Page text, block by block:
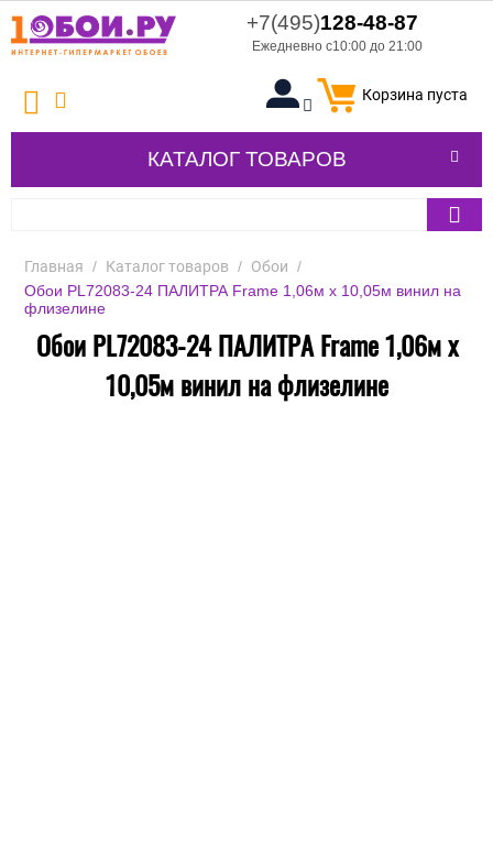
+7(495)128-48-87
Ежедневно с10:00 до 21:00
Корзина пуста
КАТАЛОГ ТОВАРОВ
Главная / Каталог товаров / Обои /
Обои PL72083-24 ПАЛИТРА Frame 1,06м х 10,05м винил на
флизелине
Обои PL72083-24 ПАЛИТРА Frame 1,06м х
10,05м винил на флизелине